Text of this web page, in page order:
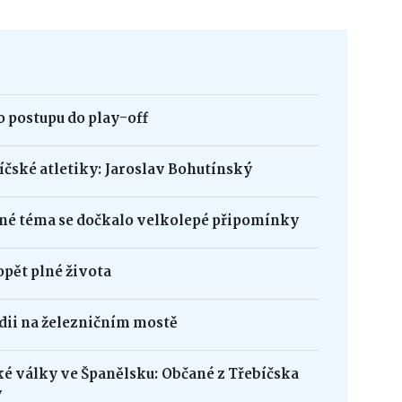
postupu do play-off
atletiky: Jaroslav Bohutínský
téma se dočkalo velkolepé připomínky
plné života
na železničním mostě
války ve Španělsku: Občané z Třebíčska